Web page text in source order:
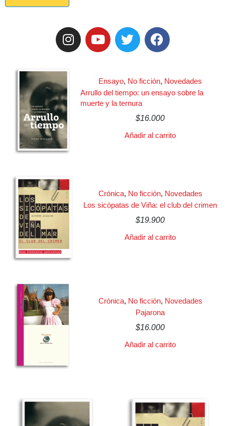
Ensayo, No ficción, Novedades
Arrullo del tiempo: un ensayo sobre la
muerte y la ternura
$16.000
Añadir al carrito
Crónica, No ficción, Novedades
Los sicópatas de Viña: el club del crimen
$19.900
Añadir al carrito
Crónica, No ficción, Novedades
Pajarona
$16.000
Añadir al carrito